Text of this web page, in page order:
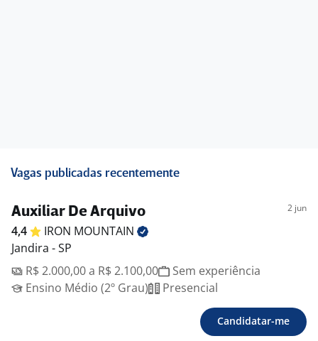
Vagas publicadas recentemente
Auxiliar De Arquivo 2 jun
4,4 IRON MOUNTAIN
Jandira - SP
R$ 2.000,00 a R$ 2.100,00
Sem experiência
Ensino Médio (2º Grau)
Presencial
Candidatar-me